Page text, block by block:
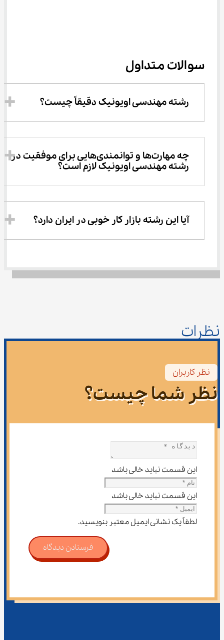
سوالات متداول
رشته مهندسی اویونیک دقیقاً چیست؟
چه مهارت‌ها و توانمندی‌هایی برای موفقیت در
رشته مهندسی اویونیک لازم است؟
آیا این رشته بازار کار خوبی در ایران دارد؟
نظرات
نظر کاربران
نظر شما چیست؟
این قسمت نباید خالی باشد
این قسمت نباید خالی باشد
لطفاً یک نشانی ایمیل معتبر بنویسید.
فرستادن دیدگاه